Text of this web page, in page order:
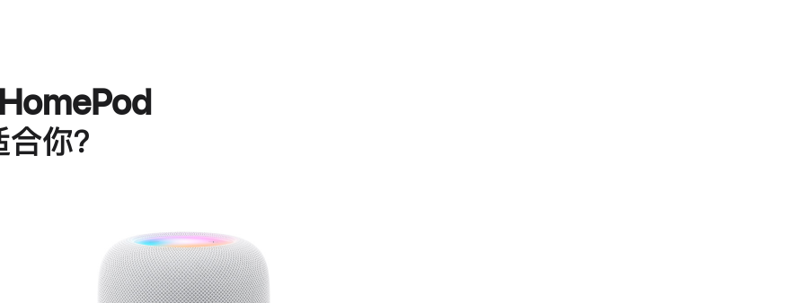
你？
进
一
步
了